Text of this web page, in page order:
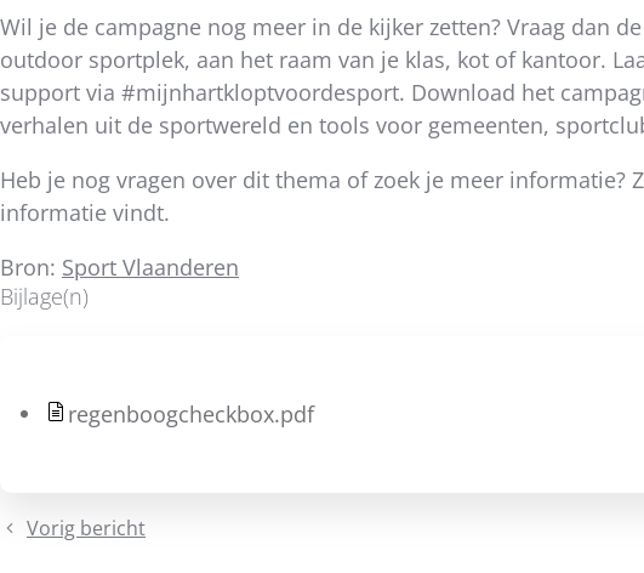
Wil je de campagne nog meer in de kijker zetten? Vraag dan
outdoor sportplek, aan het raam van je klas, kot of kantoor.
support via #mijnhartkloptvoordesport. Download het
verhalen uit de sportwereld en tools voor gemeenten,
Heb je nog vragen over dit thema of zoek je meer informatie?
informatie vindt.
Bron: Sport Vlaanderen
Bijlage(n)
regenboogcheckbox.pdf
Vorig bericht
Welkom,